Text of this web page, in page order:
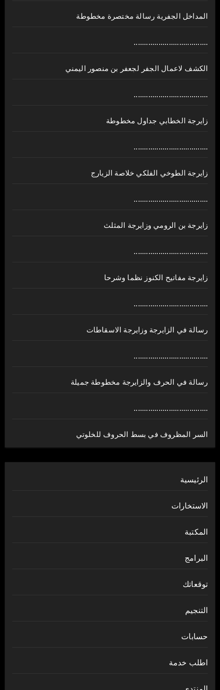
المداخل الجفرية رسالة مختصرة مخطوطة
....................................
الكشف لاعمال الجفر لجعفر بن منصور اليمني
....................................
زايرجة الخطابي جداول مخطوطة
....................................
زايرجة الطوخي الفلكي خلاصة الزيارج
....................................
زايرجة بن الرومي وزايرجة المثلث
....................................
زايرجة مفاتيح الكنوز نظما وشرحا
....................................
رسالة في الزايرجة وزايرجة الاسقاطات
....................................
رسالة في الحرف والزايرجة مخطوطة جميلة
....................................
السر المظروف في بسط الحروف للخلوتي
الرئيسية
الاستخارات
المكتبة
البرامج
توقعاتك
التنجيم
حسابات
اطلب خدمة